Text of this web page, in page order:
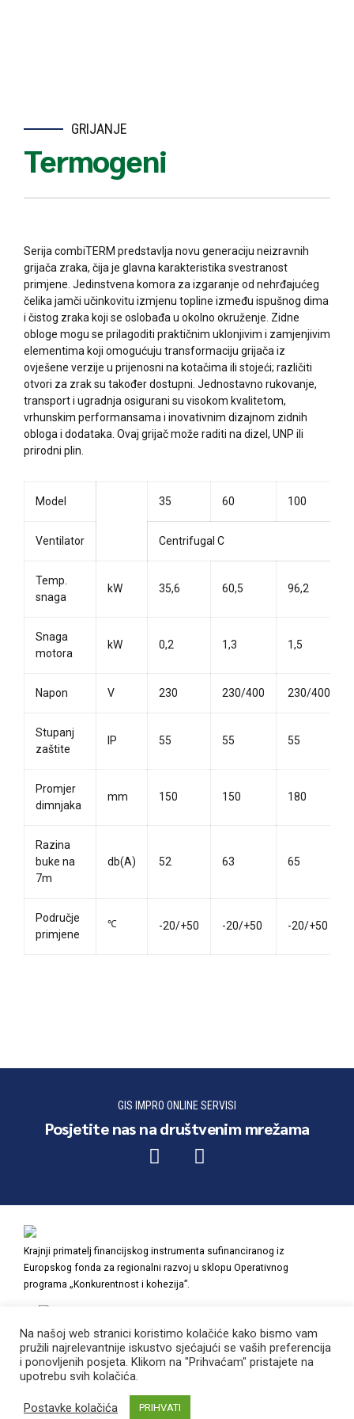
GRIJANJE
Termogeni
Serija combiTERM predstavlja novu generaciju neizravnih
grijača zraka, čija je glavna karakteristika svestranost
primjene. Jedinstvena komora za izgaranje od nehrđajućeg
čelika jamči učinkovitu izmjenu topline između ispušnog dima
i čistog zraka koji se oslobađa u okolno okruženje. Zidne
obloge mogu se prilagoditi praktičnim uklonjivim i zamjenjivim
elementima koji omogućuju transformaciju grijača iz
ovješene verzije u prijenosni na kotačima ili stojeći; različiti
otvori za zrak su također dostupni. Jednostavno rukovanje,
transport i ugradnja osigurani su visokom kvalitetom,
vrhunskim performansama i inovativnim dizajnom zidnih
obloga i dodataka. Ovaj grijač može raditi na dizel, UNP ili
prirodni plin.
Model 35 60 100
Ventilator Centrifugal C
Temp.
snaga
kW 35,6 60,5 96,2
Snaga
motora
kW 0,2 1,3 1,5
Napon V 230 230/400 230/400
Stupanj
zaštite
IP 55 55 55
Promjer
dimnjaka
mm 150 150 180
Razina
buke na
7m
db(A) 52 63 65
Područje
primjene
℃ -20/+50 -20/+50 -20/+50
GIS IMPRO ONLINE SERVISI
Posjetite nas na društvenim mrežama
Krajnji primatelj financijskog instrumenta sufinanciranog iz
Europskog fonda za regionalni razvoj u sklopu Operativnog
programa „Konkurentnost i kohezija”.
POČETNA O NAMA
PRAVNE NAPOMENE
web design:
Na našoj web stranici koristimo kolačiće kako bismo vam
pružili najrelevantnije iskustvo sjećajući se vaših preferencija
i ponovljenih posjeta. Klikom na "Prihvaćam" pristajete na
upotrebu svih kolačića.
Postavke kolačića PRIHVATI